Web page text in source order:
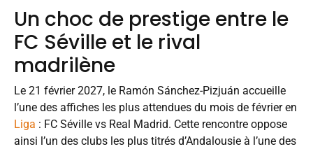
Un choc de prestige entre le
FC Séville et le rival
madrilène
Le 21 février 2027, le Ramón Sánchez-Pizjuán accueille
l’une des affiches les plus attendues du mois de février en
Liga : FC Séville vs Real Madrid. Cette rencontre oppose
ainsi l’un des clubs les plus titrés d’Andalousie à l’une des